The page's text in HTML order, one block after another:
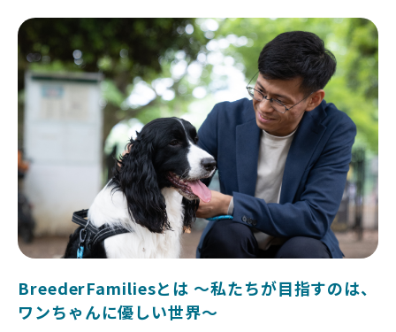
BreederFamiliesとは 〜私たちが目指すのは、
ワンちゃんに優しい世界〜